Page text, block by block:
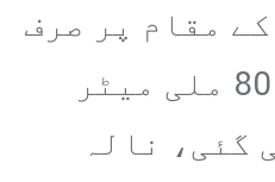
مقام پر صرف
ایک گھنٹے میں 80 ملی میٹر
گئی، نالہ